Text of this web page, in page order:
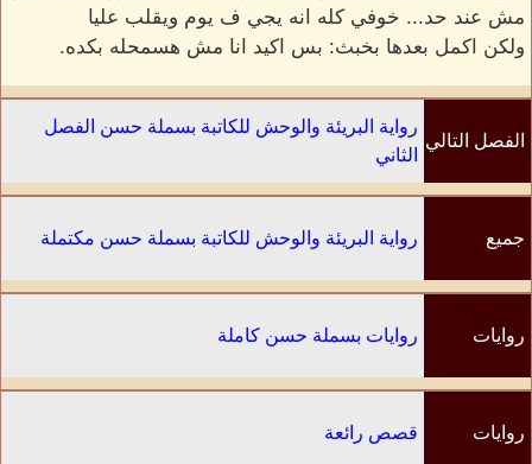
مش عند حد... خوفي كله انه يجي ف يوم ويقلب عليا
ولكن اكمل بعدها بخبث: بس اكيد انا مش هسمحله بكده.
الفصل التالي
رواية البريئة والوحش للكاتبة بسملة حسن الفصل
الثاني
جميع رواية البريئة والوحش للكاتبة بسملة حسن مكتملة
روايات روايات بسملة حسن كاملة
روايات قصص رائعة